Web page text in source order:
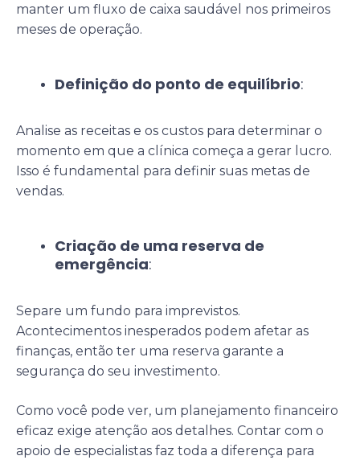
manter um fluxo de caixa saudável nos primeiros
meses de operação.
Definição do ponto de equilíbrio:
Analise as receitas e os custos para determinar o
momento em que a clínica começa a gerar lucro.
Isso é fundamental para definir suas metas de
vendas.
Criação de uma reserva de
emergência:
Separe um fundo para imprevistos.
Acontecimentos inesperados podem afetar as
finanças, então ter uma reserva garante a
segurança do seu investimento.
Como você pode ver, um planejamento financeiro
eficaz exige atenção aos detalhes. Contar com o
apoio de especialistas faz toda a diferença para